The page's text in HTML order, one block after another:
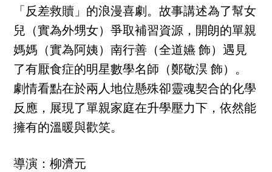
「反差救贖」的浪漫喜劇。故事講述為了幫女
兒（實為外甥女）爭取補習資源，開朗的單親
媽媽（實為阿姨）南行善（全道嬿 飾）遇見
了有厭食症的明星數學名師（鄭敬淏 飾）。
劇情看點在於兩人地位懸殊卻靈魂契合的化學
反應，展現了單親家庭在升學壓力下，依然能
擁有的溫暖與歡笑。
導演：柳濟元